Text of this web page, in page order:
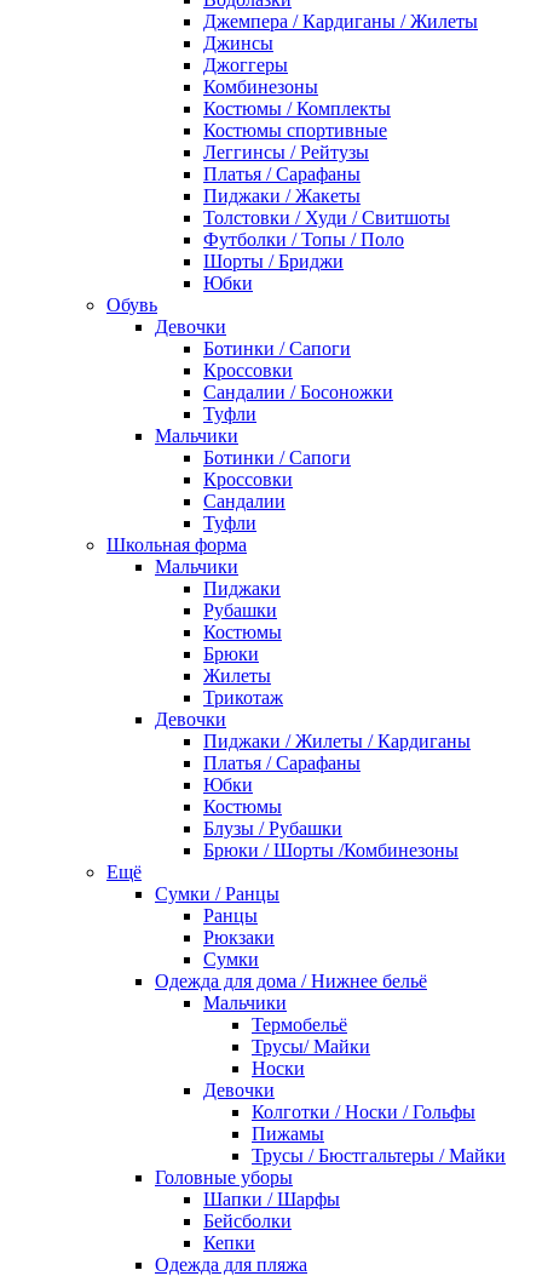
Джемпера / Кардиганы / Жилеты
Джинсы
Джоггеры
Комбинезоны
Костюмы / Комплекты
Костюмы спортивные
Леггинсы / Рейтузы
Платья / Сарафаны
Пиджаки / Жакеты
Толстовки / Худи / Свитшоты
Футболки / Топы / Поло
Шорты / Бриджи
Юбки
Обувь
Девочки
Ботинки / Сапоги
Кроссовки
Сандалии / Босоножки
Туфли
Мальчики
Ботинки / Сапоги
Кроссовки
Сандалии
Туфли
Школьная форма
Мальчики
Пиджаки
Рубашки
Костюмы
Брюки
Жилеты
Трикотаж
Девочки
Пиджаки / Жилеты / Кардиганы
Платья / Сарафаны
Юбки
Костюмы
Блузы / Рубашки
Брюки / Шорты /Комбинезоны
Ещё
Сумки / Ранцы
Ранцы
Рюкзаки
Сумки
Одежда для дома / Нижнее бельё
Мальчики
Термобельё
Трусы/ Майки
Носки
Девочки
Колготки / Носки / Гольфы
Пижамы
Трусы / Бюстгальтеры / Майки
Головные уборы
Шапки / Шарфы
Бейсболки
Кепки
Одежда для пляжа